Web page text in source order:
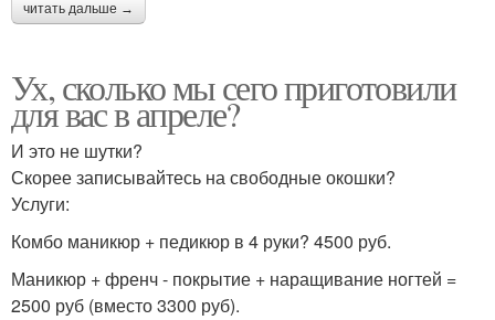
читать дальше →
Ух, сколько мы сего приготовили
для вас в апреле?
И это не шутки?
Скорее записывайтесь на свободные окошки?
Услуги:
Комбо маникюр + педикюр в 4 руки? 4500 руб.
Маникюр + френч - покрытие + наращивание ногтей =
2500 руб (вместо 3300 руб).